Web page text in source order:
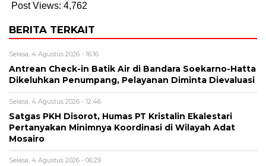
Post Views: 4,762
BERITA TERKAIT
Selasa, 4 Agustus 2026 - 16:16
Antrean Check-in Batik Air di Bandara Soekarno-Hatta
Dikeluhkan Penumpang, Pelayanan Diminta Dievaluasi
Selasa, 4 Agustus 2026 - 12:46
Satgas PKH Disorot, Humas PT Kristalin Ekalestari
Pertanyakan Minimnya Koordinasi di Wilayah Adat
Mosairo
Selasa, 4 Agustus 2026 - 06:29